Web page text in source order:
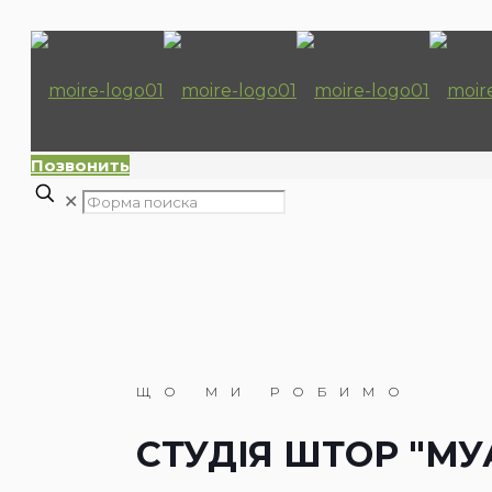
Позвонить
✕
ЩО МИ РОБИМО
СТУДІЯ ШТОР